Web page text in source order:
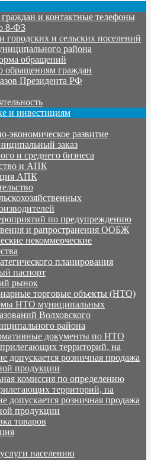
и контактные телефоны
8-ФЗ
городских и сельских поселений
района
обращений
обращениям граждан
Президента РФ
и инвестициям
экономическое развитие
заказ
и среднего бизнеса
и АПК
АПК
по предупреждению
и рапространения ООБЖ
некоммерческие
планирования
паспорт
рынок
торговые объекты (НТО)
НТО муниципальных
Волховского
района
документы по НТО
территорий, на
допускается розничная продажа
продукции
комиссия по определению
территорий, на
допускается розничная продажа
продукции
товаров
населению